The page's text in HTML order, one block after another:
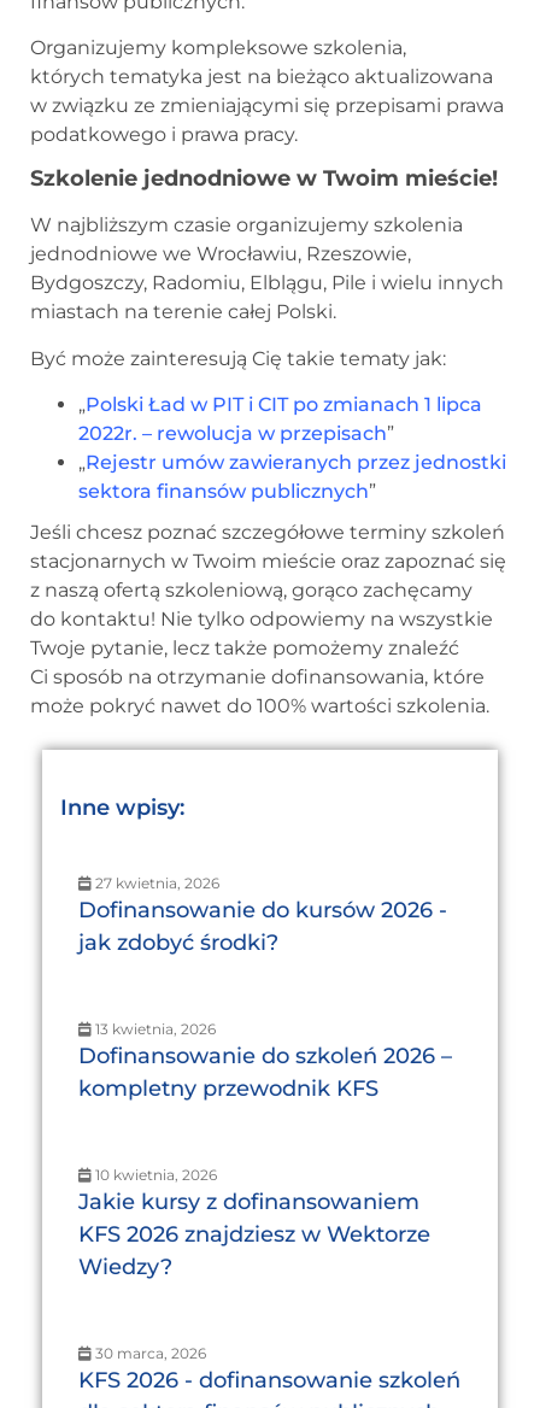
Organizujemy kompleksowe szkolenia,
których tematyka jest na bieżąco aktualizowana
w związku ze zmieniającymi się przepisami prawa
podatkowego i prawa pracy.
Szkolenie jednodniowe w Twoim mieście!
W najbliższym czasie organizujemy szkolenia
jednodniowe we Wrocławiu, Rzeszowie,
Bydgoszczy, Radomiu, Elblągu, Pile i wielu innych
miastach na terenie całej Polski.
Być może zainteresują Cię takie tematy jak:
„Polski Ład w PIT i CIT po zmianach 1 lipca
2022r. – rewolucja w przepisach”
„Rejestr umów zawieranych przez jednostki
sektora finansów publicznych”
Jeśli chcesz poznać szczegółowe terminy szkoleń
stacjonarnych w Twoim mieście oraz zapoznać się
z naszą ofertą szkoleniową, gorąco zachęcamy
do kontaktu! Nie tylko odpowiemy na wszystkie
Twoje pytanie, lecz także pomożemy znaleźć
Ci sposób na otrzymanie dofinansowania, które
może pokryć nawet do 100% wartości szkolenia.
Inne wpisy:
27 kwietnia, 2026
Dofinansowanie do kursów 2026 -
jak zdobyć środki?
13 kwietnia, 2026
Dofinansowanie do szkoleń 2026 –
kompletny przewodnik KFS
10 kwietnia, 2026
Jakie kursy z dofinansowaniem
KFS 2026 znajdziesz w Wektorze
Wiedzy?
30 marca, 2026
KFS 2026 - dofinansowanie szkoleń